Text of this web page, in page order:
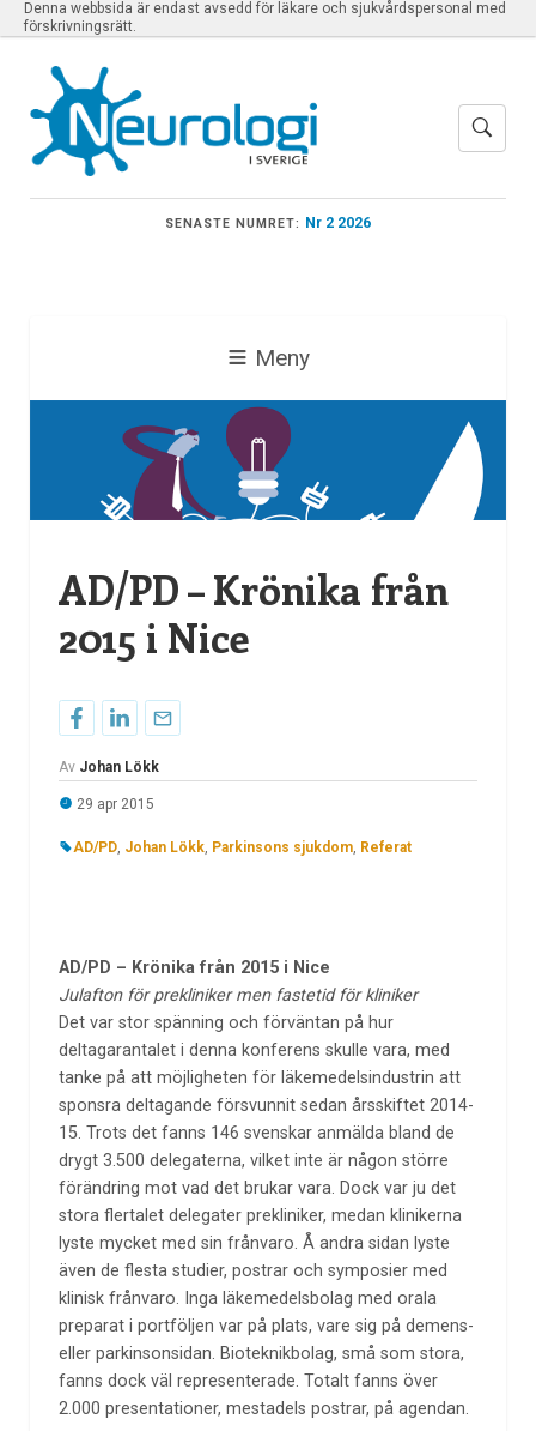
Denna webbsida är endast avsedd för läkare och sjukvårdspersonal med
förskrivningsrätt.
SENASTE NUMRET: Nr 2 2026
Meny
AD/PD – Krönika från
2015 i Nice
Av Johan Lökk
29 apr 2015
AD/PD, Johan Lökk, Parkinsons sjukdom, Referat
AD/PD – Krönika från 2015 i Nice
Julafton för prekliniker men fastetid för kliniker
Det var stor spänning och förväntan på hur
deltagarantalet i denna konferens skulle vara, med
tanke på att möjligheten för läkemedelsindustrin att
sponsra deltagande försvunnit sedan årsskiftet 2014-
15. Trots det fanns 146 svenskar anmälda bland de
drygt 3.500 delegaterna, vilket inte är någon större
förändring mot vad det brukar vara. Dock var ju det
stora flertalet delegater prekliniker, medan klinikerna
lyste mycket med sin frånvaro. Å andra sidan lyste
även de flesta studier, postrar och symposier med
klinisk frånvaro. Inga läkemedelsbolag med orala
preparat i portföljen var på plats, vare sig på demens-
eller parkinsonsidan. Bioteknikbolag, små som stora,
fanns dock väl representerade. Totalt fanns över
2.000 presentationer, mestadels postrar, på agendan.